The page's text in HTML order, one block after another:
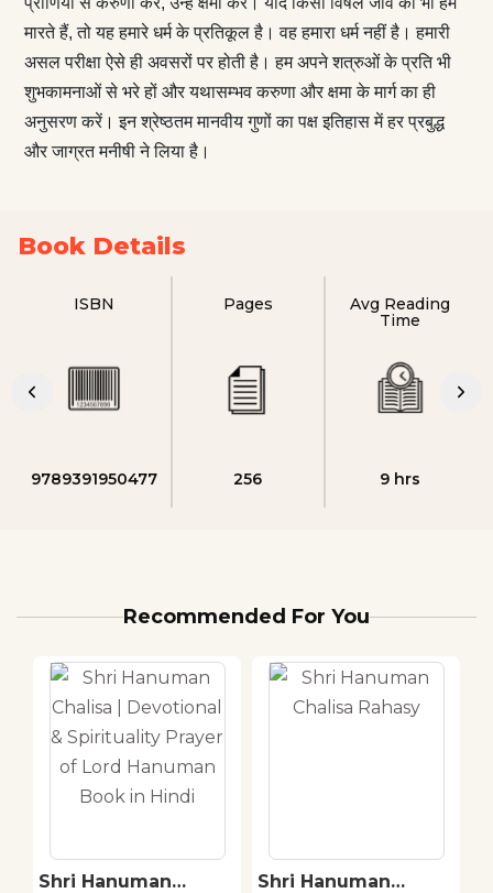
मारते हैं, तो यह हमारे धर्म के प्रतिकूल है। वह हमारा धर्म नहीं है। हमारी
असल परीक्षा ऐसे ही अवसरों पर होती है। हम अपने शत्रुओं के प्रति भी
शुभकामनाओं से भरे हों और यथासम्भव करुणा और क्षमा के मार्ग का ही
अनुसरण करें। इन श्रेष्ठतम मानवीय गुणों का पक्ष इतिहास में हर प्रबुद्ध
और जाग्रत मनीषी ने लिया है।
Book Details
ISBN
9789391950477
Pages
256
Avg Reading
Time
9 hrs
Recommended For You
Shri Hanuman
Shri Hanuman